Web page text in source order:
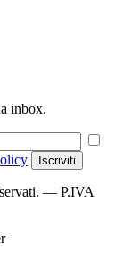
inbox.
Iscriviti
— P.IVA